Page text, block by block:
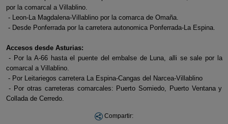
por la comarcal a Villablino.
- Leon-La Magdalena-Villablino por la comarca de Omaña.
- Desde Ponferrada por la carretera autonomica Ponferrada-La Espina.
Accesos desde Asturias:
- Por la A-66 hasta el puente del embalse de Luna, alli se sale por la
comarcal a Villablino.
- Por Leitariegos carretera La Espina-Cangas del Narcea-Villablino
- Por otras carreteras comarcales: Puerto Somiedo, Puerto Ventana y
Collada de Cerredo.
Compartir: